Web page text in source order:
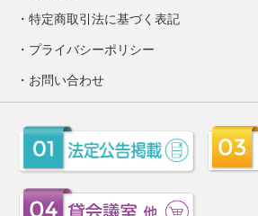
特定商取引法に基づく表記
プライバシーポリシー
お問い合わせ